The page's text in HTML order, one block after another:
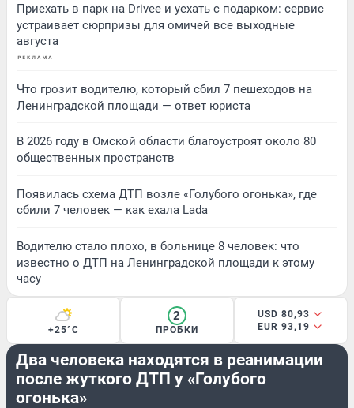
Приехать в парк на Drivee и уехать с подарком: сервис
устраивает сюрпризы для омичей все выходные
августа
Что грозит водителю, который сбил 7 пешеходов на
Ленинградской площади — ответ юриста
В 2026 году в Омской области благоустроят около 80
общественных пространств
Появилась схема ДТП возле «Голубого огонька», где
сбили 7 человек — как ехала Lada
Водителю стало плохо, в больнице 8 человек: что
известно о ДТП на Ленинградской площади к этому
часу
+25°C
2
ПРОБКИ
USD 80,93
EUR 93,19
ПРОИСШЕСТВИЯ
Два человека находятся в реанимации
после жуткого ДТП у «Голубого
огонька»